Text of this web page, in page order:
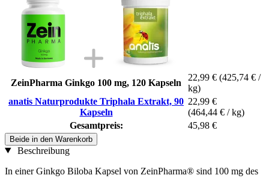
ZeinPharma Ginkgo 100 mg, 120 Kapseln
22,99 € (425,74 € /
kg)
anatis Naturprodukte Triphala Extrakt, 90
Kapseln
22,99 €
(464,44 € / kg)
Gesamtpreis:
45,98 €
Beide in den Warenkorb
Beschreibung
In einer Ginkgo Biloba Kapsel von ZeinPharma® sind 100 mg des